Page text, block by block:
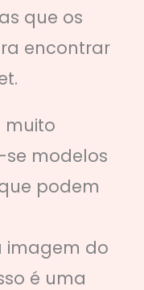
que os
encontrar
muito
modelos
podem
imagem do
é uma